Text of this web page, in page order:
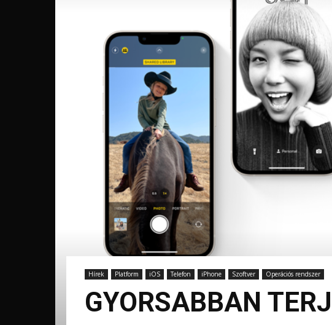
Hírek Platform iOS Telefon iPhone Szoftver Operációs rendszer
GYORSABBAN